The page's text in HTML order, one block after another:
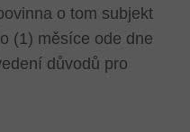
o tom subjekt
(1) měsíce ode dne
důvodů pro